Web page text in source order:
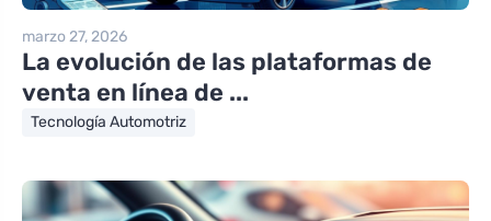
marzo 27, 2026
La evolución de las plataformas de
venta en línea de ...
Tecnología Automotriz